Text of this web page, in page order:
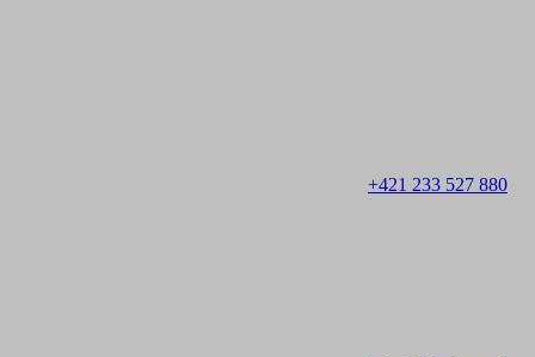
+421 233 527 880